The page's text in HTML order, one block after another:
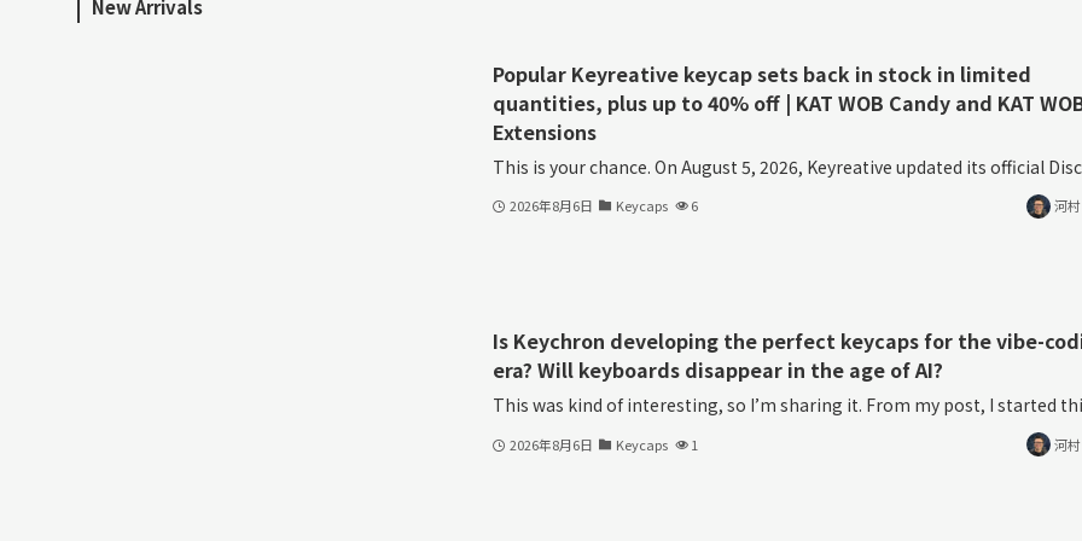
New Arrivals
Popular Keyreative keycap sets back in stock in limited
quantities, plus up to 40% off | KAT WOB Candy and KAT
Extensions
This is your chance. On August 5, 2026, Keyreative updated its official
2026年8月6日 Keycaps 6 河
Is Keychron developing the perfect keycaps for the vibe-
era? Will keyboards disappear in the age of AI?
This was kind of interesting, so I’m sharing it. From my post, I started
2026年8月6日 Keycaps 1 河